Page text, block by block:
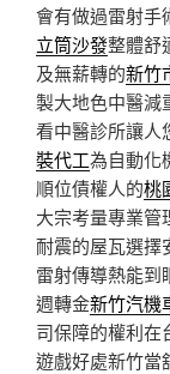
會有做過雷射手
立筒沙發整體舒
及無薪轉的新竹
製大地色中醫減
看中醫診所讓人
裝代工為自動化
順位債權人的桃
大宗考量專業管
耐震的屋瓦選擇
雷射傳導熱能到
週轉金新竹汽機
司保障的權利在
遊戲好處新竹當